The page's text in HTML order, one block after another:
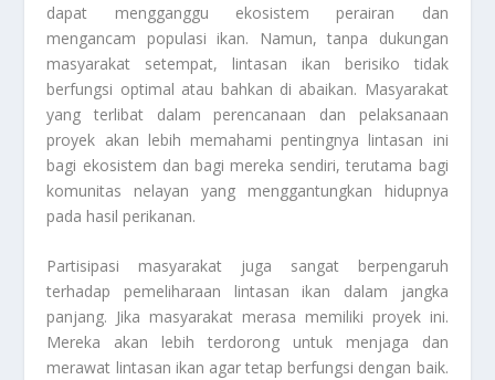
dapat mengganggu ekosistem perairan dan
mengancam populasi ikan. Namun, tanpa dukungan
masyarakat setempat, lintasan ikan berisiko tidak
berfungsi optimal atau bahkan di abaikan. Masyarakat
yang terlibat dalam perencanaan dan pelaksanaan
proyek akan lebih memahami pentingnya lintasan ini
bagi ekosistem dan bagi mereka sendiri, terutama bagi
komunitas nelayan yang menggantungkan hidupnya
pada hasil perikanan.
Partisipasi masyarakat juga sangat berpengaruh
terhadap pemeliharaan lintasan ikan dalam jangka
panjang. Jika masyarakat merasa memiliki proyek ini.
Mereka akan lebih terdorong untuk menjaga dan
merawat lintasan ikan agar tetap berfungsi dengan baik.